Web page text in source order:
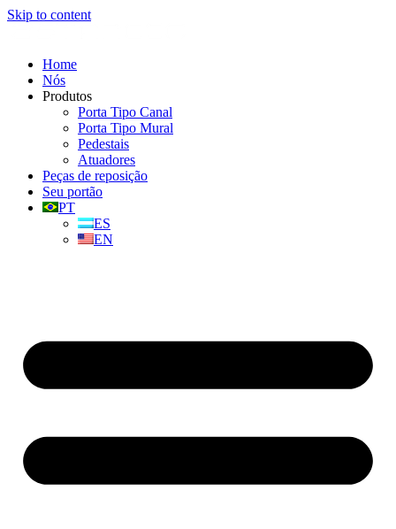
Skip to content
Home
Nós
Produtos
Porta Tipo Canal
Porta Tipo Mural
Pedestais
Atuadores
Peças de reposição
Seu portão
PT
ES
EN